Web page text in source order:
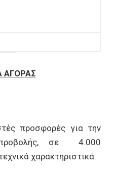
ΑΓΟΡΑΣ
προσφορές για την
σε 4.000
χαρακτηριστικά: